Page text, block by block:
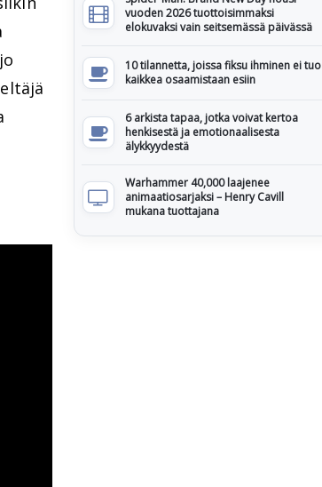
vuoden 2026 tuottoisimmaksi
elokuvaksi vain seitsemässä päivässä
10 tilannetta, joissa fiksu ihminen ei tuo
kaikkea osaamistaan esiin
6 arkista tapaa, jotka voivat kertoa
henkisestä ja emotionaalisesta
älykkyydestä
Warhammer 40,000 laajenee
animaatiosarjaksi – Henry Cavill
mukana tuottajana